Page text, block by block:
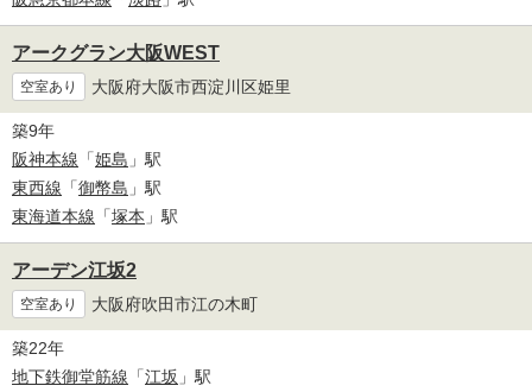
アークグラン大阪WEST
空室あり 大阪府大阪市西淀川区姫里
築9年
阪神本線 「姫島 」駅
東西線 「御幣島 」駅
東海道本線 「塚本 」駅
アーデン江坂2
空室あり 大阪府吹田市江の木町
築22年
地下鉄御堂筋線 「江坂 」駅